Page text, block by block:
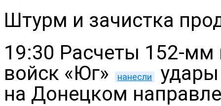
Штурм и зачистка
19:30 Расчеты 152-мм
войск «Юг»
нанесли
на Донецком